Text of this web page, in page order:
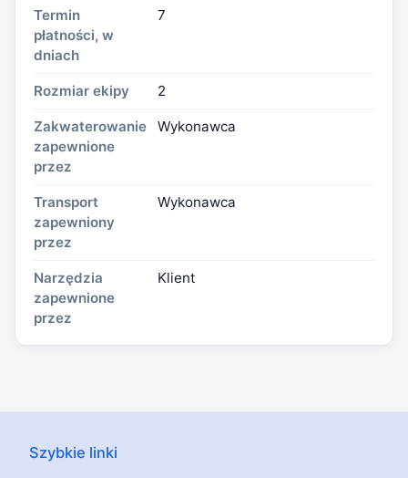
Termin
płatności, w
dniach
7
Rozmiar ekipy 2
Zakwaterowanie
zapewnione
przez
Wykonawca
Transport
zapewniony
przez
Wykonawca
Narzędzia
zapewnione
przez
Klient
Szybkie linki